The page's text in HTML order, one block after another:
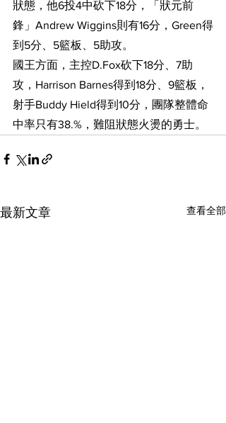
狀態，他6投4中砍下18分，「狀元前
鋒」Andrew Wiggins則有16分，Green得
到5分、5籃板、5助攻。
國王方面，主控D.Fox砍下18分、7助
攻，Harrison Barnes得到18分、9籃板，
射手Buddy Hield得到10分，團隊整體命
中率只有38.%，難阻狀態火燙的勇士。
最新文章 查看全部